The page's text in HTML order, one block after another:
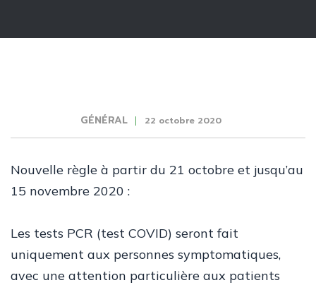
GÉNÉRAL 22 octobre 2020
Nouvelle règle à partir du 21 octobre et jusqu’au
15 novembre 2020 :
Les tests PCR (test COVID) seront fait
uniquement aux personnes symptomatiques,
avec une attention particulière aux patients